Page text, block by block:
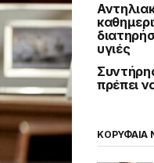
υγιές
πρέπει
ΚΟΡΥΦΑΙΑ